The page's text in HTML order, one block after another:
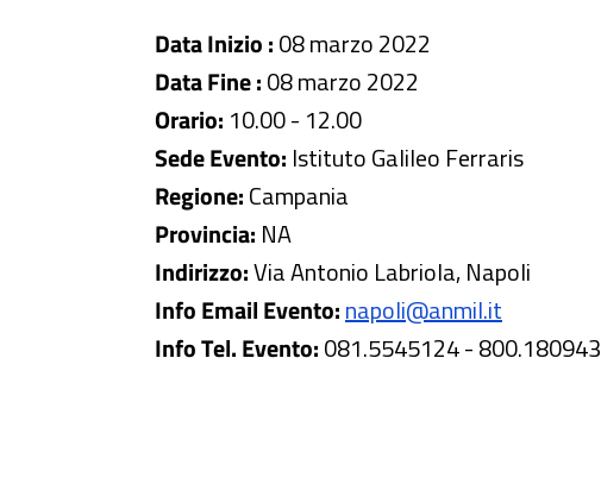
Data Inizio :08 marzo 2022
Data Fine :08 marzo 2022
Orario: 10.00 - 12.00
Sede Evento: Istituto Galileo Ferraris
Regione:Campania
Provincia: NA
Indirizzo:Via Antonio Labriola, Napoli
Info Email Evento:napoli@anmil.it
Info Tel. Evento:081.5545124 - 800.180943